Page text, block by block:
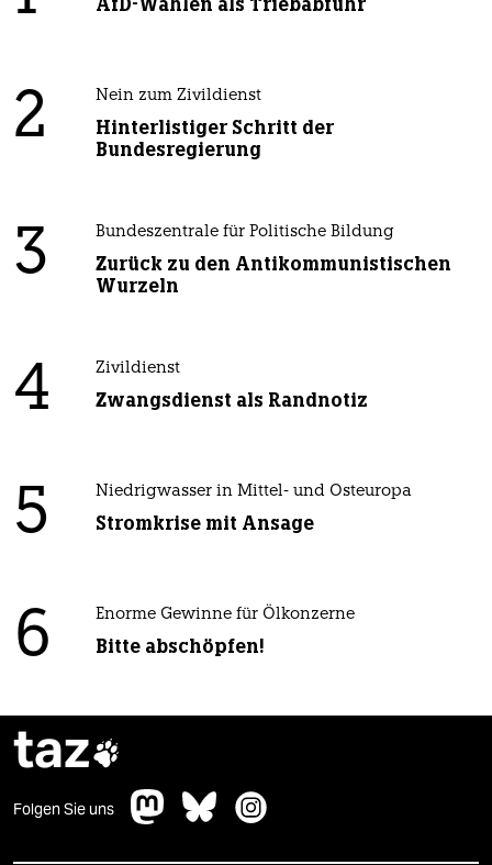
2 Nein zum Zivildienst
Hinterlistiger Schritt der
Bundesregierung
3 Bundeszentrale für Politische Bildung
Zurück zu den Antikommunistischen
Wurzeln
4 Zivildienst
Zwangsdienst als Randnotiz
5 Niedrigwasser in Mittel- und Osteuropa
Stromkrise mit Ansage
6 Enorme Gewinne für Ölkonzerne
Bitte abschöpfen!
taz
Folgen Sie uns